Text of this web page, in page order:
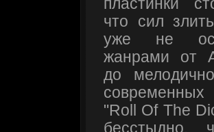
пластинки
что сил
уже не
жанрами от
до
современных
"Roll Of The